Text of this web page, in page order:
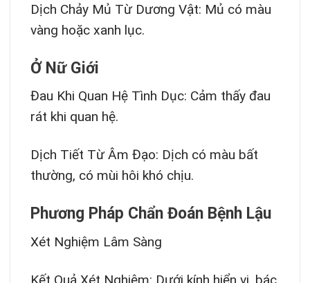
Dịch Chảy Mủ Từ Dương Vật: Mủ có màu
vàng hoặc xanh lục.
Ở Nữ Giới
Đau Khi Quan Hệ Tình Dục: Cảm thấy đau
rát khi quan hệ.
Dịch Tiết Từ Âm Đạo: Dịch có màu bất
thường, có mùi hôi khó chịu.
Phương Pháp Chẩn Đoán Bệnh Lậu
Xét Nghiệm Lâm Sàng
Kết Quả Xét Nghiệm: Dưới kính hiển vi, bác